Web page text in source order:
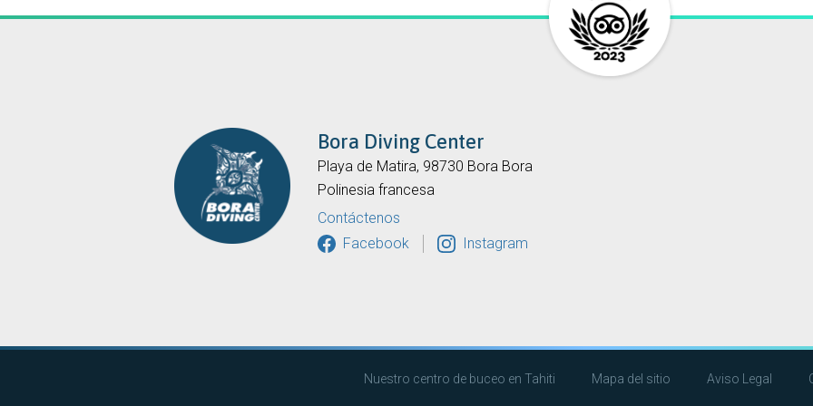
Bora Diving Center
Playa de Matira, 98730 Bora Bora
Polinesia francesa
Contáctenos
Facebook
Instagram
Nuestro centro de buceo en Tahiti Mapa del sitio Aviso Legal